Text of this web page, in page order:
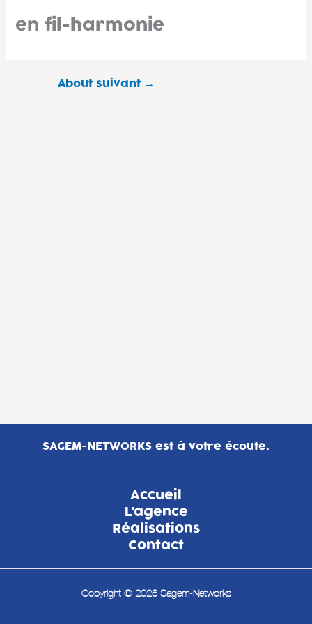
en fil-harmonie
About suivant →
SAGEM-NETWORKS est à votre écoute.
Accueil
L’agence
Réalisations
Contact
Copyright © 2026 Sagem-Networks